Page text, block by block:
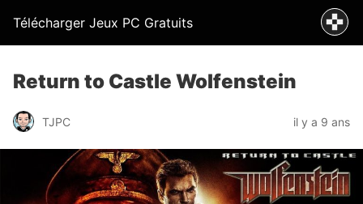
Télécharger Jeux PC Gratuits
Return to Castle Wolfenstein
TJPC il y a 9 ans